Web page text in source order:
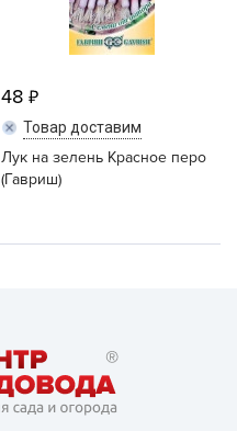
48
Товар доставим
Лук на зелень Красное перо
(Гавриш)